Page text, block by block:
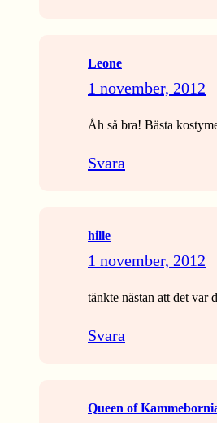
Leone
1 november, 2012
Åh så bra! Bästa
Svara
hille
1 november, 2012
tänkte nästan att det var
Svara
Queen of